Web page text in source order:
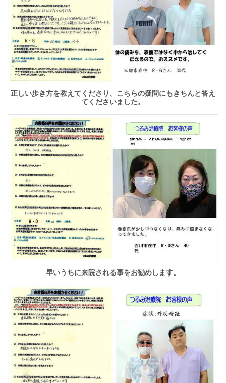
正しい歩き方を教えてくださり、こちらの疑問にもきちんと答え
てくださいました。
早いうちに来院される事をお勧めします。